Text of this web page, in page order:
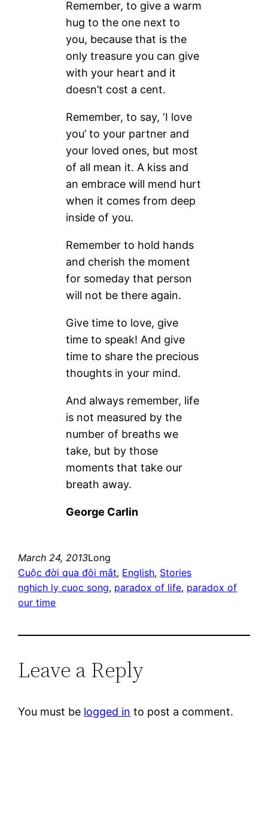
Remember, to give a warm
hug to the one next to
you, because that is the
only treasure you can give
with your heart and it
doesn’t cost a cent.
Remember, to say, ‘I love
you’ to your partner and
your loved ones, but most
of all mean it. A kiss and
an embrace will mend hurt
when it comes from deep
inside of you.
Remember to hold hands
and cherish the moment
for someday that person
will not be there again.
Give time to love, give
time to speak! And give
time to share the precious
thoughts in your mind.
And always remember, life
is not measured by the
number of breaths we
take, but by those
moments that take our
breath away.
George Carlin
March 24, 2013Long
Cuộc đời qua đôi mắt, English, Stories
nghich ly cuoc song, paradox of life, paradox of
our time
Leave a Reply
You must be logged in to post a comment.